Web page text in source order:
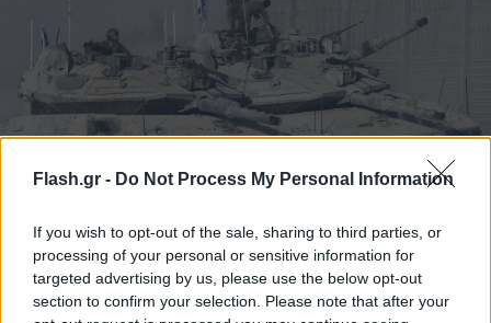
Flash.gr - Do Not Process My Personal Information
If you wish to opt-out of the sale, sharing to third parties, or
processing of your personal or sensitive information for
targeted advertising by us, please use the below opt-out
section to confirm your selection. Please note that after your
Φωτό: IMAGO / UPI Photo
Το μόνο άτομο που εκτελέστηκε ποτέ στο Ισραήλ